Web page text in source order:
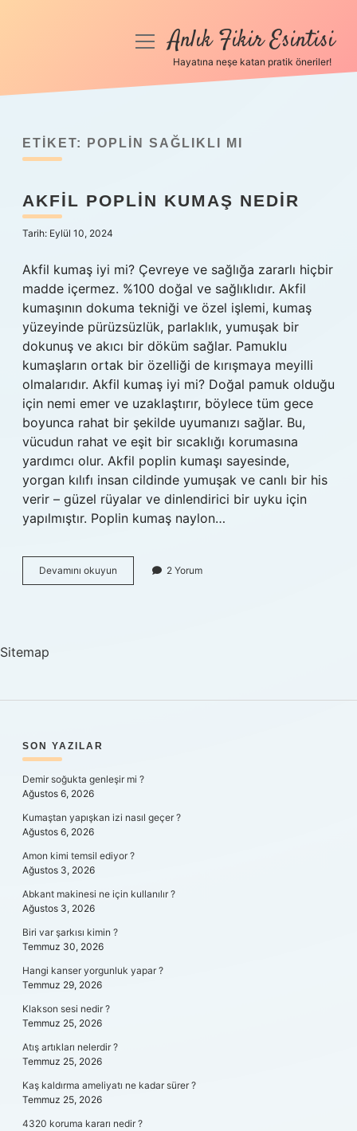
Anasayfa
Yasal Uyarı
Hakkımızda
menüyüAnlık Fikir Esintisi
Hayatına neşe katan pratik öneriler!
ETIKET: POPLIN SAĞLIKLI MI
AKFIL POPLIN KUMAŞ NEDIR
Tarih: Eylül 10, 2024
Akfil kumaş iyi mi? Çevreye ve sağlığa zararlı hiçbir
madde içermez. %100 doğal ve sağlıklıdır. Akfil
kumaşının dokuma tekniği ve özel işlemi, kumaş
yüzeyinde pürüzsüzlük, parlaklık, yumuşak bir
dokunuş ve akıcı bir döküm sağlar. Pamuklu
kumaşların ortak bir özelliği de kırışmaya meyilli
olmalarıdır. Akfil kumaş iyi mi? Doğal pamuk olduğu
için nemi emer ve uzaklaştırır, böylece tüm gece
boyunca rahat bir şekilde uyumanızı sağlar. Bu,
vücudun rahat ve eşit bir sıcaklığı korumasına
yardımcı olur. Akfil poplin kumaşı sayesinde,
yorgan kılıfı insan cildinde yumuşak ve canlı bir his
verir – güzel rüyalar ve dinlendirici bir uyku için
yapılmıştır. Poplin kumaş naylon…
Devamını okuyun
Poplin
2 Yorum
Sitemap
SIDEBAR
SON YAZILAR
Demir soğukta genleşir mi ?
Ağustos 6, 2026
Kumaştan yapışkan izi nasıl geçer ?
Ağustos 6, 2026
Amon kimi temsil ediyor ?
Ağustos 3, 2026
Abkant makinesi ne için kullanılır ?
Ağustos 3, 2026
Biri var şarkısı kimin ?
Temmuz 30, 2026
Hangi kanser yorgunluk yapar ?
Temmuz 29, 2026
Klakson sesi nedir ?
Temmuz 25, 2026
Atış artıkları nelerdir ?
Temmuz 25, 2026
Kaş kaldırma ameliyatı ne kadar sürer ?
Temmuz 25, 2026
4320 koruma kararı nedir ?